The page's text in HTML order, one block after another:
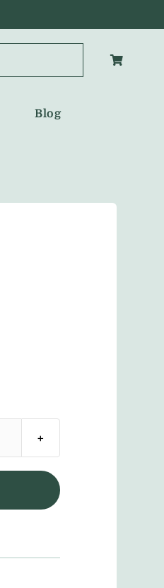
Blog